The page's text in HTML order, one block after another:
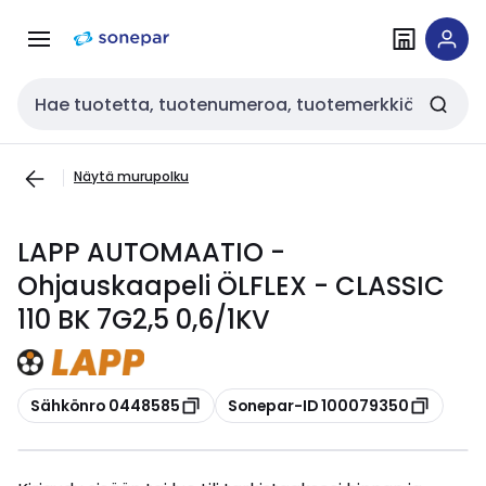
navigointiinsisältöön
Haku
Näytä murupolku
LAPP AUTOMAATIO -
Ohjauskaapeli ÖLFLEX - CLASSIC
110 BK 7G2,5 0,6/1KV
Kopioi
Sähkönro 0448585 Kopioi
Sonepar-ID 100079350